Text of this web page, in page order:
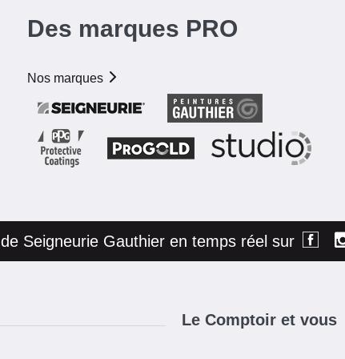
Des marques PRO
Nos marques
Seigneurie Gauthier en temps réel sur
Le Comptoir et vous